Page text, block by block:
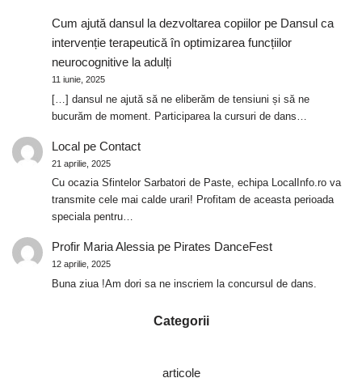
Cum ajută dansul la dezvoltarea copiilorpe Dansul ca
intervenție terapeutică în optimizarea funcțiilor
neurocognitive la adulți
11 iunie, 2025
[…] dansul ne ajută să ne eliberăm de tensiuni și să ne
bucurăm de moment. Participarea la cursuri de dans…
Localpe Contact
21 aprilie, 2025
Cu ocazia Sfintelor Sarbatori de Paste, echipa LocalInfo.ro va
transmite cele mai calde urari! Profitam de aceasta perioada
speciala pentru…
Profir Maria Alessiape Pirates DanceFest
12 aprilie, 2025
Buna ziua !Am dori sa ne inscriem la concursul de dans.
Categorii
articole